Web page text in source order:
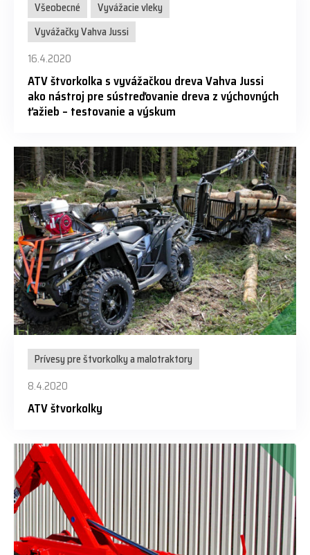
Všeobecné
Vyvážacie vleky
Vyvážačky Vahva Jussi
16.4.2020
ATV štvorkolka s vyvážačkou dreva Vahva Jussi
ako nástroj pre sústreďovanie dreva z výchovných
ťažieb – testovanie a výskum
Prívesy pre štvorkolky a malotraktory
8.4.2020
ATV štvorkolky